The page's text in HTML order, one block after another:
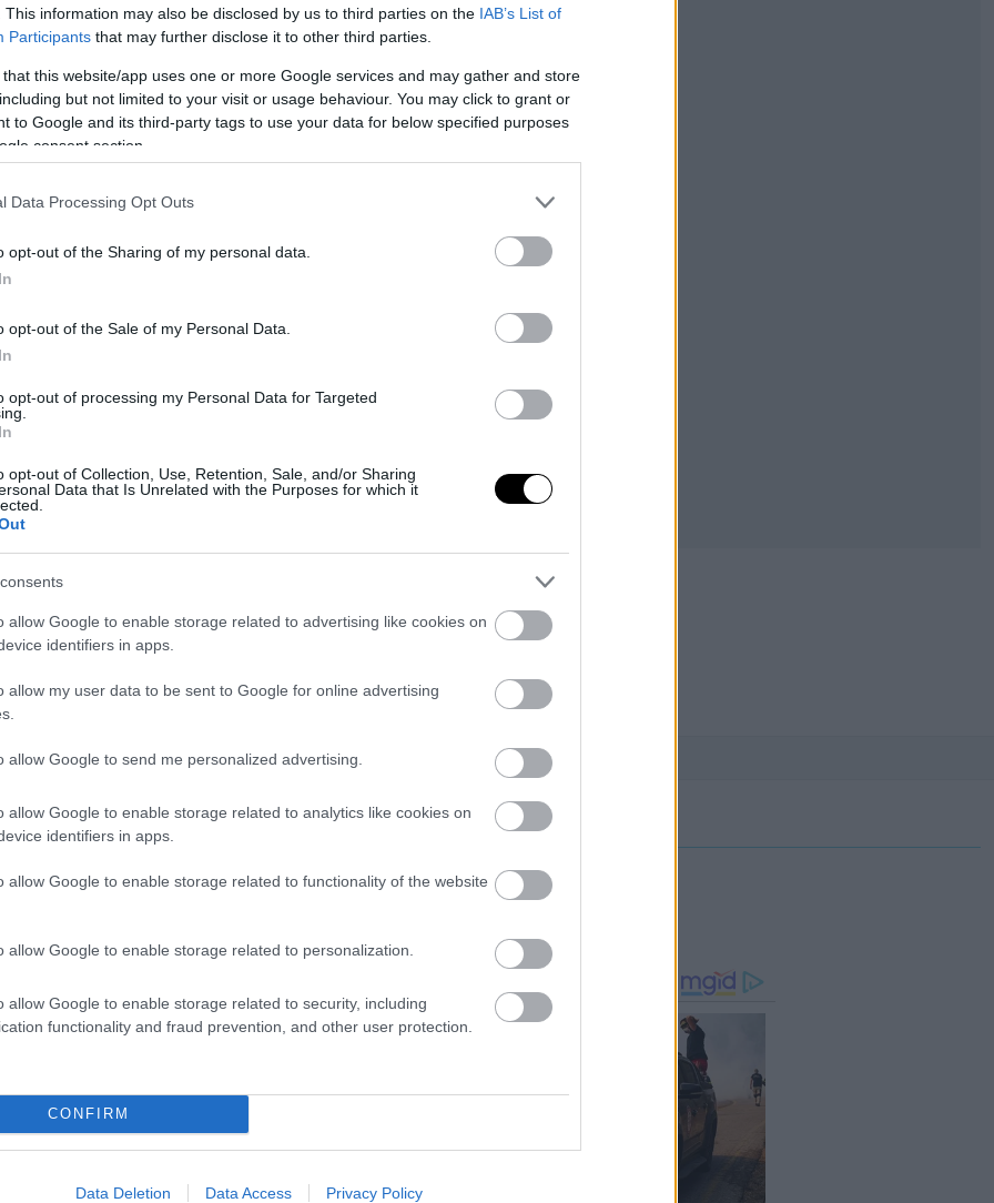
This information may also be disclosed by us to third parties on the IAB’s List of
Participants that may further disclose it to other third parties.
that this website/app uses one or more Google services and may gather and store
but not limited to your visit or usage behaviour. You may click to grant or
to Google and its third-party tags to use your data for below specified purposes
consent section.
Data Processing Opt Outs
opt-out of the Sharing of my personal data.
opt-out of the Sale of my Personal Data.
opt-out of processing my Personal Data for Targeted
opt-out of Collection, Use, Retention, Sale, and/or Sharing
Data that Is Unrelated with the Purposes for which it
allow Google to enable storage related to advertising like cookies on
identifiers in apps.
allow my user data to be sent to Google for online advertising
allow Google to send me personalized advertising.
allow Google to enable storage related to analytics like cookies on
identifiers in apps.
allow Google to enable storage related to functionality of the website
allow Google to enable storage related to personalization.
allow Google to enable storage related to security, including
functionality and fraud prevention, and other user protection.
CONFIRM
Data Deletion Data Access Privacy Policy
ακριβότερα 100
αερίου
τράκτορα